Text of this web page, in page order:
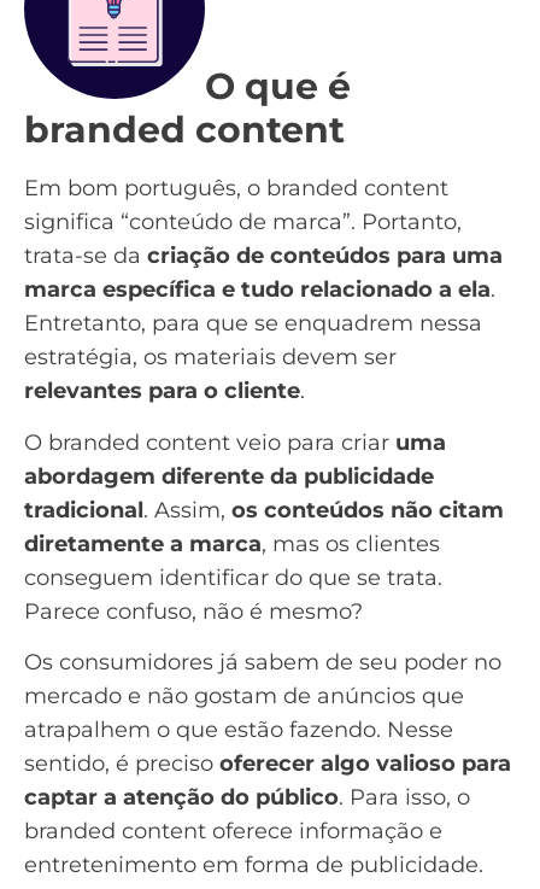
O que é
branded content
Em bom português, o branded content
significa “conteúdo de marca”. Portanto,
trata-se da criação de conteúdos para uma
marca específica e tudo relacionado a ela.
Entretanto, para que se enquadrem nessa
estratégia, os materiais devem ser
relevantes para o cliente.
O branded content veio para criar uma
abordagem diferente da publicidade
tradicional. Assim, os conteúdos não citam
diretamente a marca, mas os clientes
conseguem identificar do que se trata.
Parece confuso, não é mesmo?
Os consumidores já sabem de seu poder no
mercado e não gostam de anúncios que
atrapalhem o que estão fazendo. Nesse
sentido, é preciso oferecer algo valioso para
captar a atenção do público. Para isso, o
branded content oferece informação e
entretenimento em forma de publicidade.